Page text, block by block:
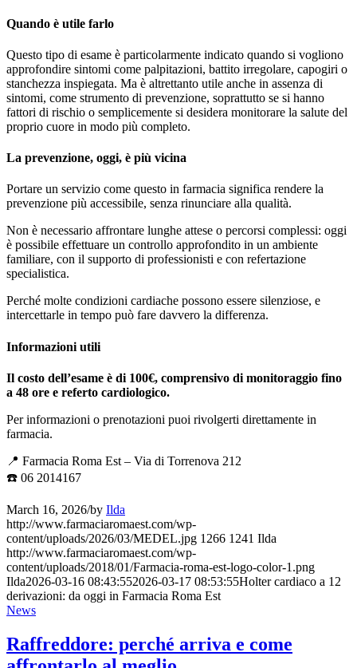
Quando è utile farlo
Questo tipo di esame è particolarmente indicato quando si vogliono
approfondire sintomi come palpitazioni, battito irregolare, capogiri o
stanchezza inspiegata. Ma è altrettanto utile anche in assenza di
sintomi, come strumento di prevenzione, soprattutto se si hanno
fattori di rischio o semplicemente si desidera monitorare la salute del
proprio cuore in modo più completo.
La prevenzione, oggi, è più vicina
Portare un servizio come questo in farmacia significa rendere la
prevenzione più accessibile, senza rinunciare alla qualità.
Non è necessario affrontare lunghe attese o percorsi complessi: oggi
è possibile effettuare un controllo approfondito in un ambiente
familiare, con il supporto di professionisti e con refertazione
specialistica.
Perché molte condizioni cardiache possono essere silenziose, e
intercettarle in tempo può fare davvero la differenza.
Informazioni utili
Il costo dell’esame è di 100€, comprensivo di monitoraggio fino
a 48 ore e referto cardiologico.
Per informazioni o prenotazioni puoi rivolgerti direttamente in
farmacia.
📍 Farmacia Roma Est – Via di Torrenova 212
☎️ 06 2014167
March 16, 2026/by Ilda
http://www.farmaciaromaest.com/wp-
content/uploads/2026/03/MEDEL.jpg 1266 1241 Ilda
http://www.farmaciaromaest.com/wp-
content/uploads/2018/01/Farmacia-roma-est-logo-color-1.png
Ilda2026-03-16 08:43:552026-03-17 08:53:55Holter cardiaco a 12
derivazioni: da oggi in Farmacia Roma Est
News
Raffreddore: perché arriva e come